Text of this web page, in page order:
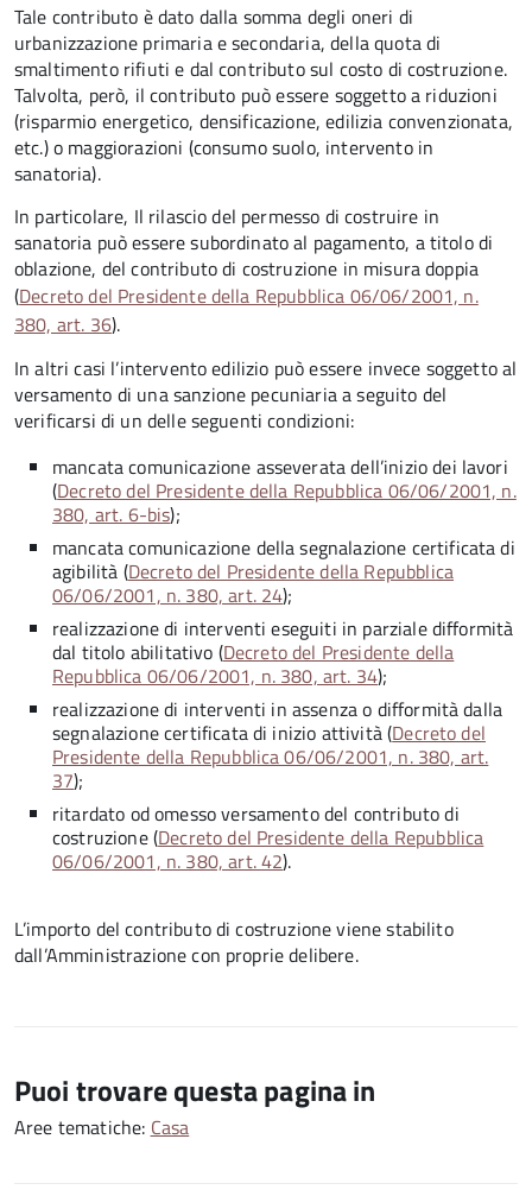
Tale contributo è dato dalla somma degli oneri di
urbanizzazione primaria e secondaria, della quota di
smaltimento rifiuti e dal contributo sul costo di costruzione.
Talvolta, però, il contributo può essere soggetto a riduzioni
(risparmio energetico, densificazione, edilizia convenzionata,
etc.) o maggiorazioni (consumo suolo, intervento in
sanatoria).
In particolare, Il rilascio del permesso di costruire in
sanatoria può essere subordinato al pagamento, a titolo di
oblazione, del contributo di costruzione in misura doppia
(Decreto del Presidente della Repubblica 06/06/2001, n.
380, art. 36).
In altri casi l’intervento edilizio può essere invece soggetto al
versamento di una sanzione pecuniaria a seguito del
verificarsi di un delle seguenti condizioni:
mancata comunicazione asseverata dell’inizio dei lavori
(Decreto del Presidente della Repubblica 06/06/2001, n.
380, art. 6-bis);
mancata comunicazione della segnalazione certificata di
agibilità (Decreto del Presidente della Repubblica
06/06/2001, n. 380, art. 24);
realizzazione di interventi eseguiti in parziale difformità
dal titolo abilitativo (Decreto del Presidente della
Repubblica 06/06/2001, n. 380, art. 34);
realizzazione di interventi in assenza o difformità dalla
segnalazione certificata di inizio attività (Decreto del
Presidente della Repubblica 06/06/2001, n. 380, art.
37);
ritardato od omesso versamento del contributo di
costruzione (Decreto del Presidente della Repubblica
06/06/2001, n. 380, art. 42).
L’importo del contributo di costruzione viene stabilito
dall’Amministrazione con proprie delibere.
Puoi trovare questa pagina in
Aree tematiche: Casa